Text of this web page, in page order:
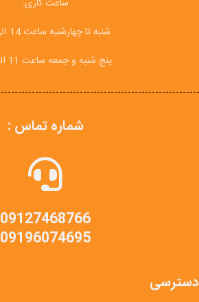
ساعت کاری:
شنبه تا چهارشنبه ساعت 14 الی 21
پنج شنبه و جمعه ساعت 11 الی 21
شماره تماس :
09127468766
09196074695
دسترسی